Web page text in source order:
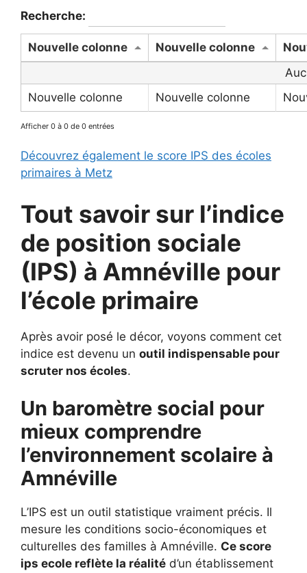
Recherche:
Nouvelle colonne Nouvelle colonne
Nouvelle colonne
Nouvelle colonne
Afficher 0 à 0 de 0 entrées
Découvrez également le score IPS des écoles
primaires à Metz
Tout savoir sur l’indice
de position sociale
(IPS) à Amnéville pour
l’école primaire
Après avoir posé le décor, voyons comment cet
indice est devenu un outil indispensable pour
scruter nos écoles.
Un baromètre social pour
mieux comprendre
l’environnement scolaire à
Amnéville
L’IPS est un outil statistique vraiment précis. Il
mesure les conditions socio-économiques et
culturelles des familles à Amnéville. Ce score
ips ecole reflète la réalité d’un établissement